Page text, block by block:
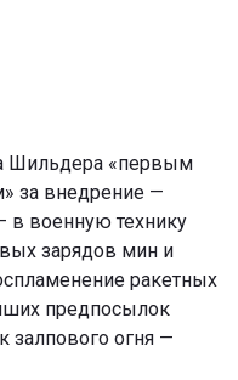
Шильдера «первым
за внедрение —
в военную технику
зарядов мин и
ракетных
предпосылок
залпового огня —